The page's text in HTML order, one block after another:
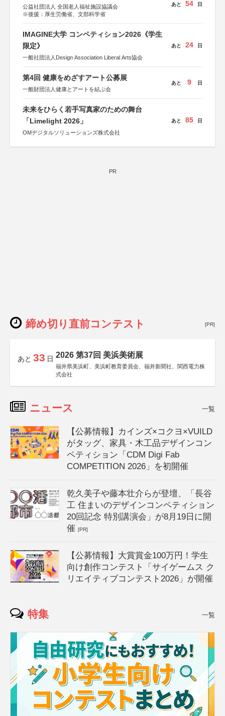
公益社団法人 全国老人福祉施設協議会
※後援：厚生労働省、文部科学省
あと 54 日
IMAGINE大学 コンペティション2026《学生
限定》
一般社団法人Design Association Liberal Arts協会
あと 24 日
第4回 健康をめざすアート公募展
一般財団法人健康とアートを結ぶ会
あと 9 日
未来をひらく若手写真家のための舞台
「Limelight 2026」
OMデジタルソリューションズ株式会社
あと 85 日
PR
締め切り直前コンテスト [PR]
あと 33 日 2026 第37回 美浜美術展
福井県美浜町、美浜町教育委員会、福井新聞社、関西電力株
式会社
ニュース 一覧
【公募情報】カインズ×コクヨ×VUILD
がタッグ、家具・木工品デザインコン
ペティション「CDM Digi Fab
COMPETITION 2026」を初開催
乾久美子や藤本壮介らが登壇、「長谷
工 住まいのデザインコンペティション
20回記念 特別講演会」が8月19日に開
催[PR]
【公募情報】大賞賞金100万円！学生
向け創作コンテスト「サイゲームス ク
リエイティブコンテスト2026」が開催
特集 一覧